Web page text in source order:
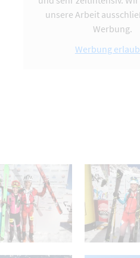
unsere Arbeit
Werbung.
Werbung